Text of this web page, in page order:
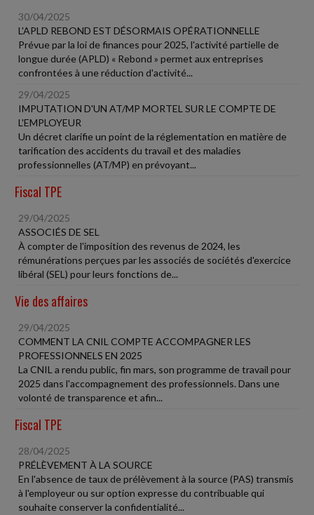
30/04/2025
L'APLD REBOND EST DÉSORMAIS OPÉRATIONNELLE
Prévue par la loi de finances pour 2025, l'activité partielle de
longue durée (APLD) « Rebond » permet aux entreprises
confrontées à une réduction d'activité...
29/04/2025
IMPUTATION D'UN AT/MP MORTEL SUR LE COMPTE DE
L'EMPLOYEUR
Un décret clarifie un point de la réglementation en matière de
tarification des accidents du travail et des maladies
professionnelles (AT/MP) en prévoyant...
Fiscal TPE
29/04/2025
ASSOCIÉS DE SEL
À compter de l'imposition des revenus de 2024, les
rémunérations perçues par les associés de sociétés d'exercice
libéral (SEL) pour leurs fonctions de...
Vie des affaires
29/04/2025
COMMENT LA CNIL COMPTE ACCOMPAGNER LES
PROFESSIONNELS EN 2025
La CNIL a rendu public, fin mars, son programme de travail pour
2025 dans l'accompagnement des professionnels. Dans une
volonté de transparence et afin...
Fiscal TPE
28/04/2025
PRÉLÈVEMENT À LA SOURCE
En l'absence de taux de prélèvement à la source (PAS) transmis
à l'employeur ou sur option expresse du contribuable qui
souhaite conserver la confidentialité...